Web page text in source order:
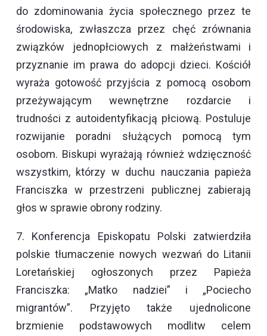
do zdominowania życia społecznego przez te
środowiska, zwłaszcza przez chęć zrównania
związków jednopłciowych z małżeństwami i
przyznanie im prawa do adopcji dzieci. Kościół
wyraża gotowość przyjścia z pomocą osobom
przeżywającym wewnętrzne rozdarcie i
trudności z autoidentyfikacją płciową. Postuluje
rozwijanie poradni służących pomocą tym
osobom. Biskupi wyrażają również wdzięczność
wszystkim, którzy w duchu nauczania papieża
Franciszka w przestrzeni publicznej zabierają
głos w sprawie obrony rodziny.
7. Konferencja Episkopatu Polski zatwierdziła
polskie tłumaczenie nowych wezwań do Litanii
Loretańskiej ogłoszonych przez Papieża
Franciszka: „Matko nadziei” i „Pociecho
migrantów”. Przyjęto także ujednolicone
brzmienie podstawowych modlitw celem